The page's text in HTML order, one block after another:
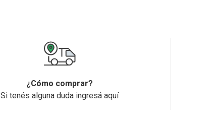
¿Cómo comprar?
Si tenés alguna duda ingresá aquí